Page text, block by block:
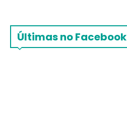
Últimas no Facebook